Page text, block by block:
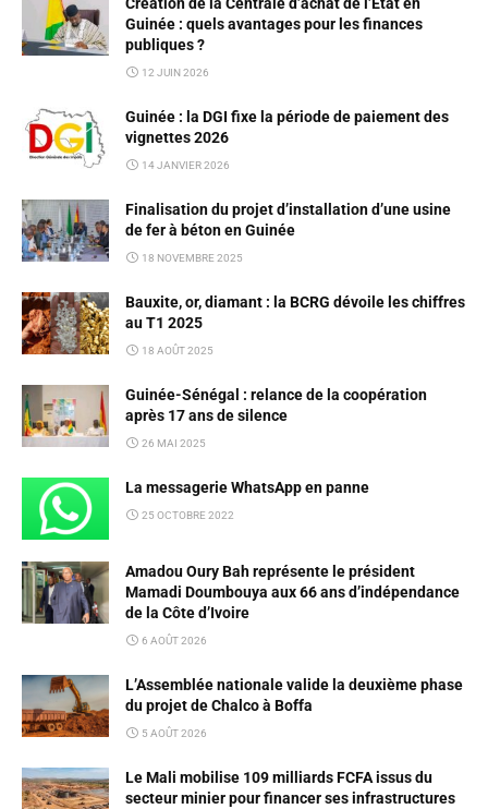
Guinée : quels avantages pour les finances
publiques ?
12 JUIN 2026
Guinée : la DGI fixe la période de paiement des
vignettes 2026
14 JANVIER 2026
Finalisation du projet d’installation d’une usine
de fer à béton en Guinée
18 NOVEMBRE 2025
Bauxite, or, diamant : la BCRG dévoile les chiffres
au T1 2025
18 AOÛT 2025
Guinée-Sénégal : relance de la coopération
après 17 ans de silence
26 MAI 2025
La messagerie WhatsApp en panne
25 OCTOBRE 2022
Amadou Oury Bah représente le président
Mamadi Doumbouya aux 66 ans d’indépendance
de la Côte d’Ivoire
6 AOÛT 2026
L’Assemblée nationale valide la deuxième phase
du projet de Chalco à Boffa
5 AOÛT 2026
Le Mali mobilise 109 milliards FCFA issus du
secteur minier pour financer ses infrastructures